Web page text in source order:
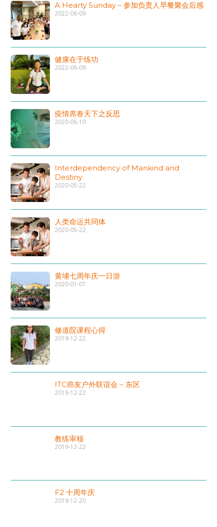
A Hearty Sunday – 参加负责人早餐聚会后感
2022-06-09
健康在于练功
2022-06-09
疫情席卷天下之反思
2020-06-10
Interdependency of Mankind and
Destiny
2020-05-22
人类命运共同体
2020-05-22
黄埔七周年庆一日游
2020-01-07
修道院课程心得
2019-12-22
ITC癌友户外联谊会 – 东区
2019-12-22
教练审核
2019-12-22
F2 十周年庆
2019-12-20